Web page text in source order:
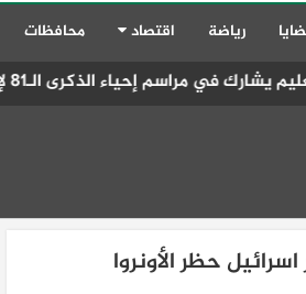
رياضة اقتصاد محافظات
القنبلة الذرية على هيروشيما
حظر الأونروا